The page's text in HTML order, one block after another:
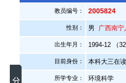
教员编号： 2005824
性别： 男 广西南宁
出生年月： 1994-12 （32
目前身份： 本科大三在读
所学专业： 环境科学